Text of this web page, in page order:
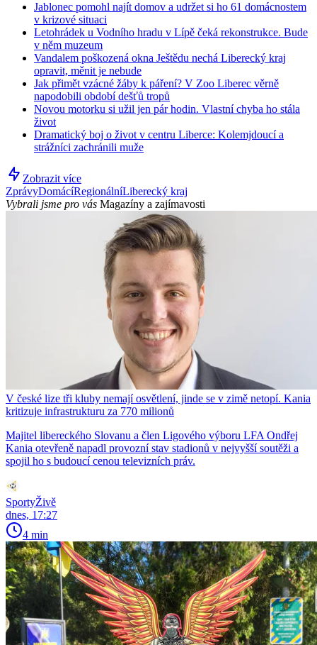
Jablonec pomohl najít domov a udržet si ho 61 domácnostem
v krizové situaci
Letohrádek u Vodního hradu v Lípě čeká rekonstrukce. Bude
v něm muzeum
Vandalem poškozená okna Ještědu nechá Liberecký kraj
opravit, měnit je nebude
Jak přimět vzácné žáby k páření? V Zoo Liberec věrně
napodobili období dešťů tropů
Novou motorku si užil jen pár hodin. Vlastní chyba ho stála
život
Dramatický boj o život v centru Liberce: Kolemjdoucí a
strážníci zachránili muže
Zobrazit více
ZprávyDomácíRegionálníLiberecký kraj
Vybrali jsme pro vás Magazíny a zajímavosti
V české lize tři kluby nemají osvětlení, jinde se v zimě netopí. Kania
kritizuje infrastrukturu za 770 milionů
Majitel libereckého Slovanu a člen Ligového výboru LFA Ondřej
Kania otevřeně napadl provozní stav stadionů v nejvyšší soutěži a
spojil ho s budoucí cenou televizních práv.
SportyŽivě
dnes, 17:27
4 min